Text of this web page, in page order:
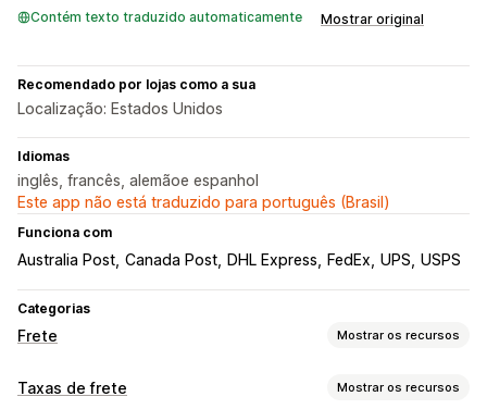
Contém texto traduzido automaticamente Mostrar original
Recomendado por lojas como a sua
Localização: Estados Unidos
Idiomas
inglês, francês, alemãoe espanhol
Este app não está traduzido para português (Brasil)
Funciona com
Australia Post Canada Post DHL Express FedEx UPS USPS
Categorias
Frete Mostrar os recursos
Etiquetas e embalagem
Taxas de frete Mostrar os recursos